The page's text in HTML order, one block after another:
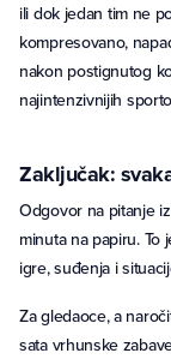
ili dok jedan tim ne
kompresovano,
nakon postignutog
najintenzivnijih
Zaključak:
Odgovor na pitanje
minuta na papiru. To
igre, suđenja i
Za gledaoce, a
sata vrhunske